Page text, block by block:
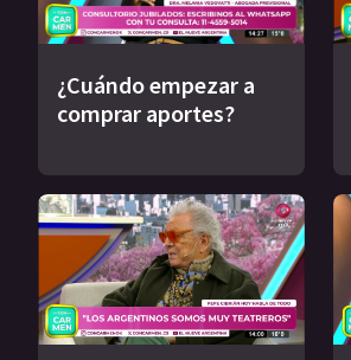
¿Cuándo empezar a
comprar aportes?